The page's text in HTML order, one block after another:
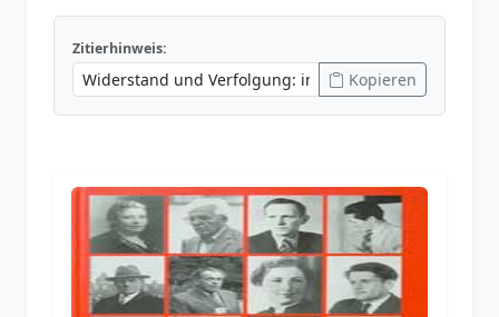
Zitierhinweis:
Kopieren